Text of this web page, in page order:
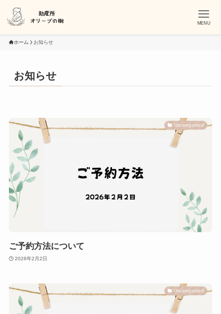
MENU
ホーム お知らせ
お知らせ
Uncategorized
ご予約方法について
2026年2月2日
Uncategorized